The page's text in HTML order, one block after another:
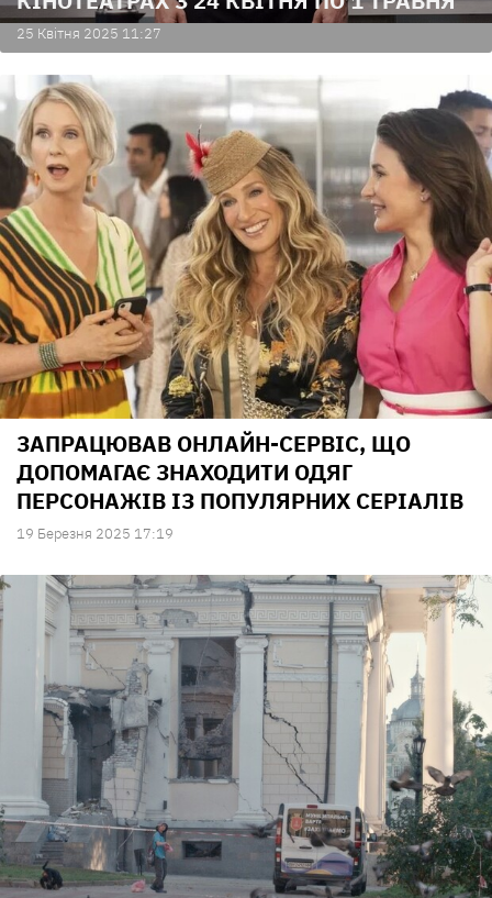
25 Квiтня 2025 11:27
ЗАПРАЦЮВАВ ОНЛАЙН-СЕРВІС, ЩО
ДОПОМАГАЄ ЗНАХОДИТИ ОДЯГ
ПЕРСОНАЖІВ ІЗ ПОПУЛЯРНИХ СЕРІАЛІВ
19 Березня 2025 17:19